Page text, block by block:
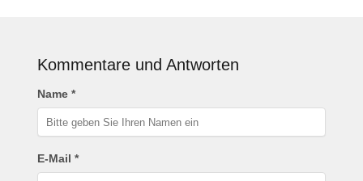
Kommentare und Antworten
Name *
E-Mail *